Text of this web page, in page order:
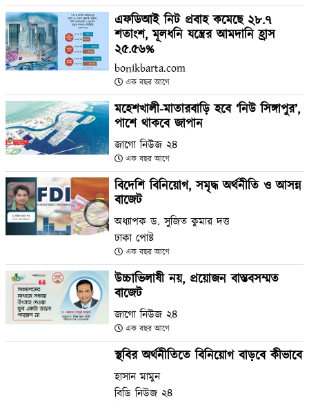
এফডিআই নিট প্রবাহ কমেছে ২৮.৭
শতাংশ, মূলধনি যন্ত্রের আমদানি হ্রাস
২৫.৫৬%
bonikbarta.com
এক বছর আগে
মহেশখালী-মাতারবাড়ি হবে ‘নিউ সিঙ্গাপুর’,
পাশে থাকবে জাপান
জাগো নিউজ ২৪
এক বছর আগে
বিদেশি বিনিয়োগ, সমৃদ্ধ অর্থনীতি ও আসন্ন
বাজেট
অধ্যাপক ড. সুজিত কুমার দত্ত
ঢাকা পোষ্ট
এক বছর আগে
উচ্চাভিলাষী নয়, প্রয়োজন বাস্তবসম্মত
বাজেট
জাগো নিউজ ২৪
এক বছর আগে
স্থবির অর্থনীতিতে বিনিয়োগ বাড়বে কীভাবে
হাসান মামুন
বিডি নিউজ ২৪